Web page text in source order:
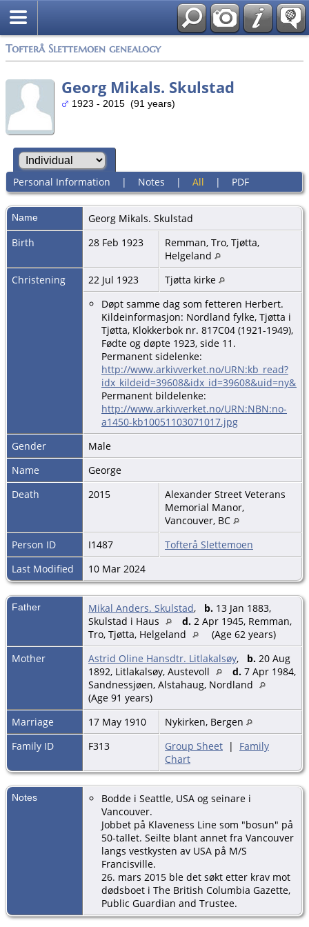
Tofterå Slettemoen genealogy
Georg Mikals. Skulstad
1923 - 2015 (91 years)
Personal Information | Notes | All | PDF
Name Georg Mikals. Skulstad
Birth
28 Feb 1923
Remman, Tro, Tjøtta,
Helgeland
Christening
22 Jul 1923
Tjøtta kirke
Døpt samme dag som fetteren Herbert.
Kildeinformasjon: Nordland fylke, Tjøtta i
Tjøtta, Klokkerbok nr. 817C04 (1921-1949),
Fødte og døpte 1923, side 11.
Permanent sidelenke:
http://www.arkivverket.no/URN:kb_read?
Permanent bildelenke:
http://www.arkivverket.no/URN:NBN:no-
a1450-kb10051103071017.jpg
Gender
Male
Name
George
Death
2015
Alexander Street Veterans
Memorial Manor,
Vancouver, BC
Person ID
I1487
Tofterå Slettemoen
Last Modified
10 Mar 2024
Father Mikal Anders. Skulstad, b. 13 Jan 1883,
Skulstad i Haus
d. 2 Apr 1945, Remman,
Tro, Tjøtta, Helgeland
(Age 62 years)
Mother
Astrid Oline Hansdtr. Litlakalsøy, b. 20 Aug
1892, Litlakalsøy, Austevoll
d. 7 Apr 1984,
Sandnessjøen, Alstahaug, Nordland
(Age 91 years)
Marriage
17 May 1910
Nykirken, Bergen
Family ID
F313 Group Sheet | Family
Chart
Notes
Bodde i Seattle, USA og seinare i
Vancouver.
Jobbet på Klaveness Line som "bosun" på
50-tallet. Seilte blant annet fra Vancouver
langs vestkysten av USA på M/S
Francisville.
26. mars 2015 ble det søkt etter krav mot
dødsboet i The British Columbia Gazette,
Public Guardian and Trustee.